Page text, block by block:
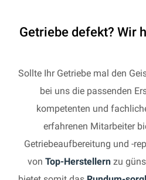
Getriebe defekt? Wir
Sollte Ihr Getriebe mal den
bei uns die passenden
kompetenten und
erfahrenen Mitarbeiter
Getriebeaufbereitung und -
von Top-Herstellern zu